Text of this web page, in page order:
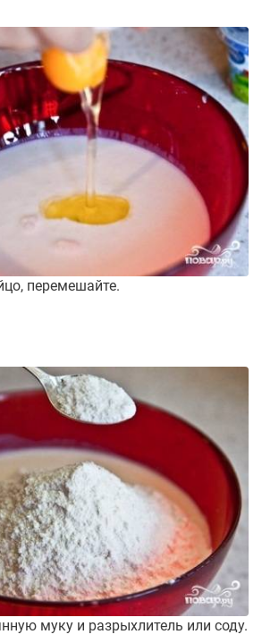
перемешайте.
муку и разрыхлитель или соду.